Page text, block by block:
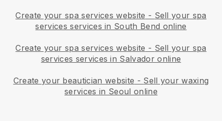
Create your spa services website - Sell your spa
services services in South Bend online
Create your spa services website - Sell your spa
services services in Salvador online
Create your beautician website - Sell your waxing
services in Seoul online